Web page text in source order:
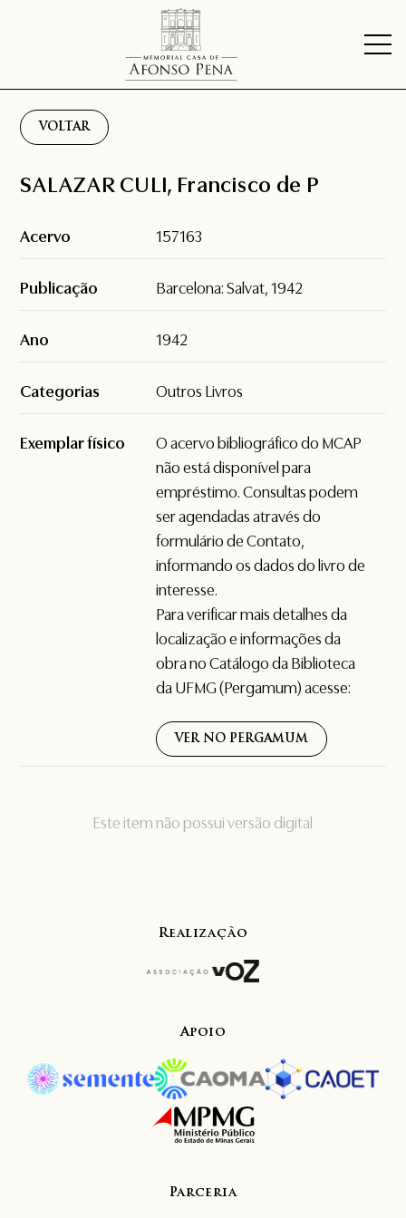
VOLTAR
Este item não possui versão digital
SALAZAR CULI, Francisco de P
Acervo 157163
Publicação Barcelona: Salvat, 1942
Ano 1942
Categorias Outros Livros
Exemplar físico
O acervo bibliográfico do MCAP
não está disponível para
empréstimo. Consultas podem
ser agendadas através do
formulário deContato,
informando os dados do livro de
interesse.
Para verificar mais detalhes da
localização e informações da
obra no Catálogo da Biblioteca
da UFMG (Pergamum) acesse:
VER NO PERGAMUM
Realização
Apoio
Parceria